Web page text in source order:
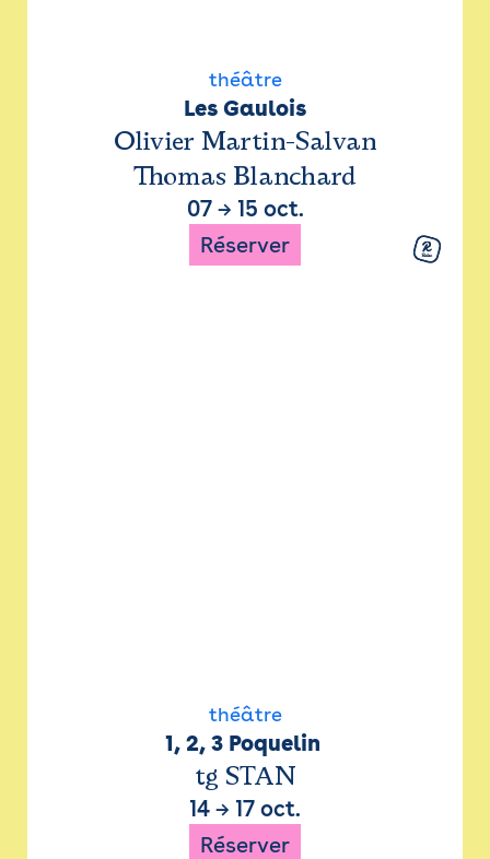
théâtre
Les Gaulois
Olivier Martin-Salvan
Thomas Blanchard
07→ 15 oct.
Réserver
théâtre
1, 2, 3 Poquelin
tg STAN
14 → 17 oct.
Réserver